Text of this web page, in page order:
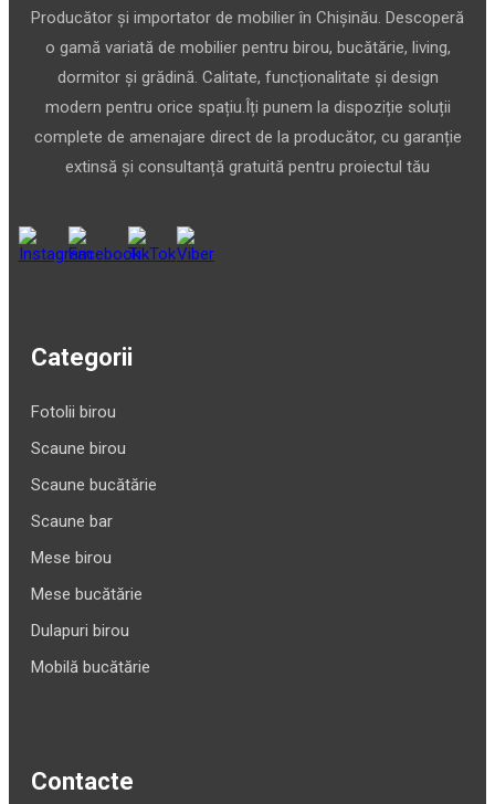
Producător și importator de mobilier în Chișinău. Descoperă
o gamă variată de mobilier pentru birou, bucătărie, living,
dormitor și grădină. Calitate, funcționalitate și design
modern pentru orice spațiu.Îți punem la dispoziție soluții
complete de amenajare direct de la producător, cu garanție
extinsă și consultanță gratuită pentru proiectul tău
Categorii
Fotolii birou
Scaune birou
Scaune bucătărie
Scaune bar
Mese birou
Mese bucătărie
Dulapuri birou
Mobilă bucătărie
Contacte